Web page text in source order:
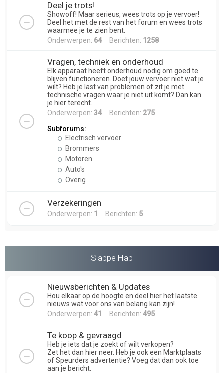
Deel je trots!
Showoff! Maar serieus, wees trots op je vervoer!
Deel het met de rest van het forum en wees trots
waarmee je te zien bent.
Onderwerpen: 64Berichten: 1258
Vragen, techniek en onderhoud
Elk apparaat heeft onderhoud nodig om goed te
blijven functioneren. Doet jouw vervoer niet wat je
wilt? Heb je last van problemen of zit je met
technische vragen waar je niet uit komt? Dan kan
je hier terecht.
Onderwerpen: 34Berichten: 275
Subforums:
Electrisch vervoer
Brommers
Motoren
Auto's
Overig
Verzekeringen
Onderwerpen: 1 Berichten: 5
Slappe Hap
Nieuwsberichten & Updates
Hou elkaar op de hoogte en deel hier het laatste
nieuws wat voor ons van belang kan zijn!
Onderwerpen: 41 Berichten: 495
Te koop & gevraagd
Heb je iets dat je zoekt of wilt verkopen?
Zet het dan hier neer. Heb je ook een Marktplaats
of Speurders advertentie? Voeg dat dan ook toe
aan je bericht.